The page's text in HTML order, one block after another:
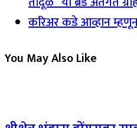
करिअर कडे आव्हान
You May Also Like